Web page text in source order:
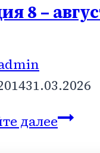
8 –
31.03.2026
далееЛекция